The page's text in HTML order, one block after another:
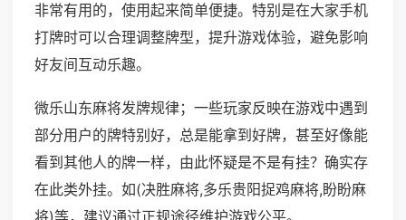
非常有用的，使用起来简单便捷。特别是在大家手机
打牌时可以合理调整牌型，提升游戏体验，避免影响
好友间互动乐趣。
微乐山东麻将发牌规律；一些玩家反映在游戏中遇到
部分用户的牌特别好，总是能拿到好牌，甚至好像能
看到其他人的牌一样，由此怀疑是不是有挂？确实存
在此类外挂。如(决胜麻将,多乐贵阳捉鸡麻将,盼盼麻